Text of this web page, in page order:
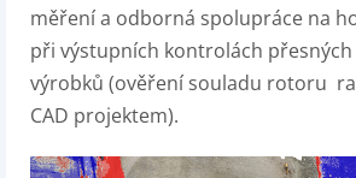
měření a odborná spolupráce na
při výstupních kontrolách
výrobků (ověření souladu rotoru
CAD projektem).